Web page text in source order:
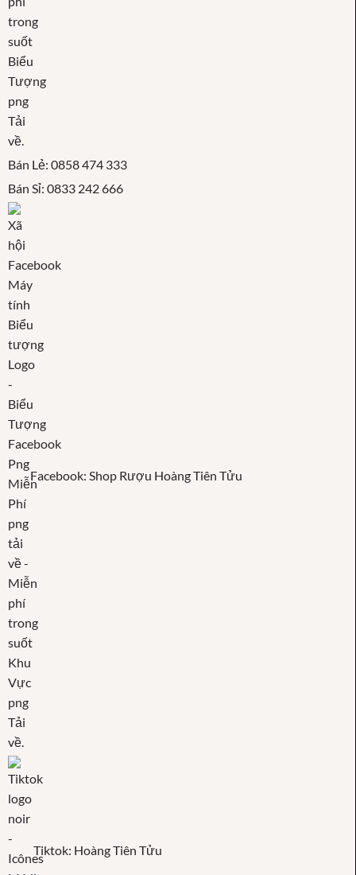
Bán Lẻ: 0858 474 333
Bán Sỉ: 0833 242 666
Facebook: Shop Rượu Hoàng Tiên Tửu
Tiktok: Hoàng Tiên Tửu